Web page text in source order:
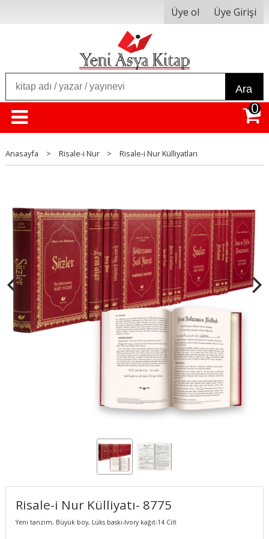
Üye ol Üye Girişi
Ara
0
Anasayfa > Risale-i Nur > Risale-i Nur Külliyatları
Risale-i Nur Külliyatı- 8775
Yeni tanzim, Büyük boy, Lüks baskı-Ivory kağıt-14 Cilt